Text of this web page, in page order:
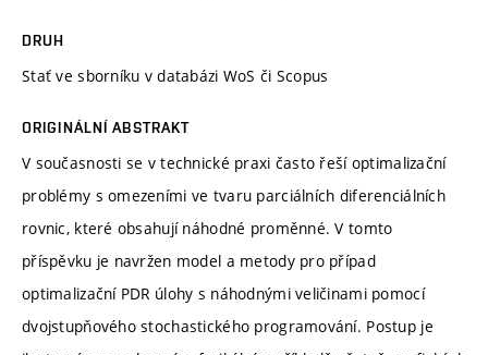
DRUH
Stať ve sborníku v databázi WoS či Scopus
ORIGINÁLNÍ ABSTRAKT
V současnosti se v technické praxi často řeší optimalizační
problémy s omezeními ve tvaru parciálních diferenciálních
rovnic, které obsahují náhodné proměnné. V tomto
příspěvku je navržen model a metody pro případ
optimalizační PDR úlohy s náhodnými veličinami pomocí
dvojstupňového stochastického programování. Postup je